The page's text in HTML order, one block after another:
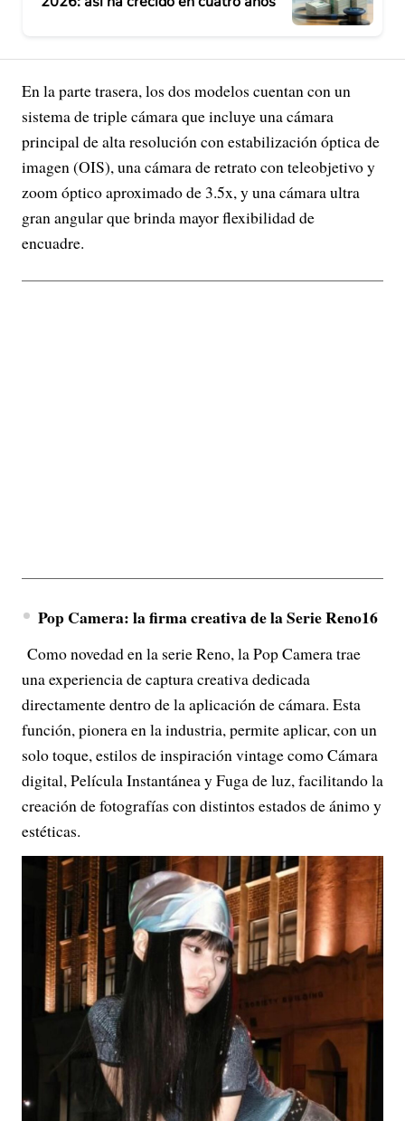
En la parte trasera, los dos modelos cuentan con un
sistema de triple cámara que incluye una cámara
principal de alta resolución con estabilización óptica de
imagen (OIS), una cámara de retrato con teleobjetivo y
zoom óptico aproximado de 3.5x, y una cámara ultra
gran angular que brinda mayor flexibilidad de
encuadre.
Pop Camera: la firma creativa de la Serie Reno16
Como novedad en la serie Reno, la Pop Camera trae
una experiencia de captura creativa dedicada
directamente dentro de la aplicación de cámara. Esta
función, pionera en la industria, permite aplicar, con un
solo toque, estilos de inspiración vintage como Cámara
digital, Película Instantánea y Fuga de luz, facilitando la
creación de fotografías con distintos estados de ánimo y
estéticas.